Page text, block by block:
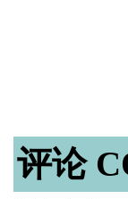
评论